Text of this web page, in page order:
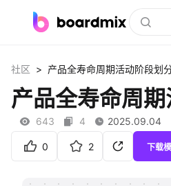
社区资源
下载
社区 > 产品全寿命周期活动阶段划
产品全寿命周
643 4 2025.09.04
0 2 下载